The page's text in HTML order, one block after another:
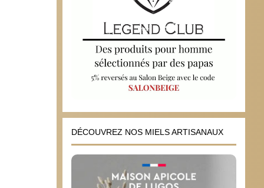
DÉCOUVREZ NOS MIELS ARTISANAUX